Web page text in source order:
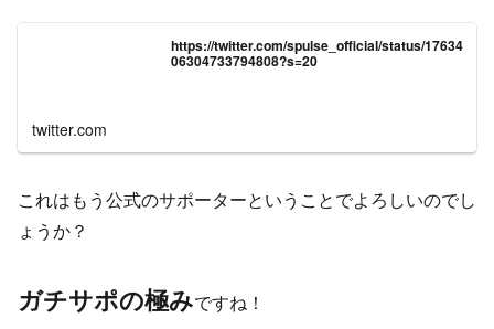
https://twitter.com/spulse_official/status/17634
06304733794808?s=20
twitter.com
これはもう公式のサポーターということでよろしいのでし
ょうか？
ガチサポの極みですね！